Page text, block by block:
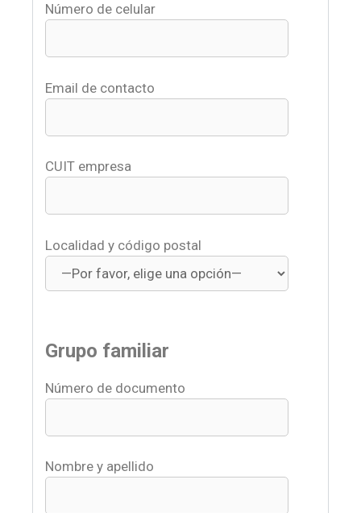
Número de celular
Email de contacto
CUIT empresa
Localidad y código postal
Grupo familiar
Número de documento
Nombre y apellido